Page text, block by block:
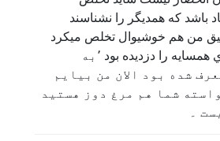
باشد كه همديگر را نشناسند
من هم خوشيوال تخلص ميكرد
وپسر وي مرغ ها ي همسايه را دزديده بود ٬به
شده بود الان من بيايم
شما هم مرغ دوز هستيد
۔